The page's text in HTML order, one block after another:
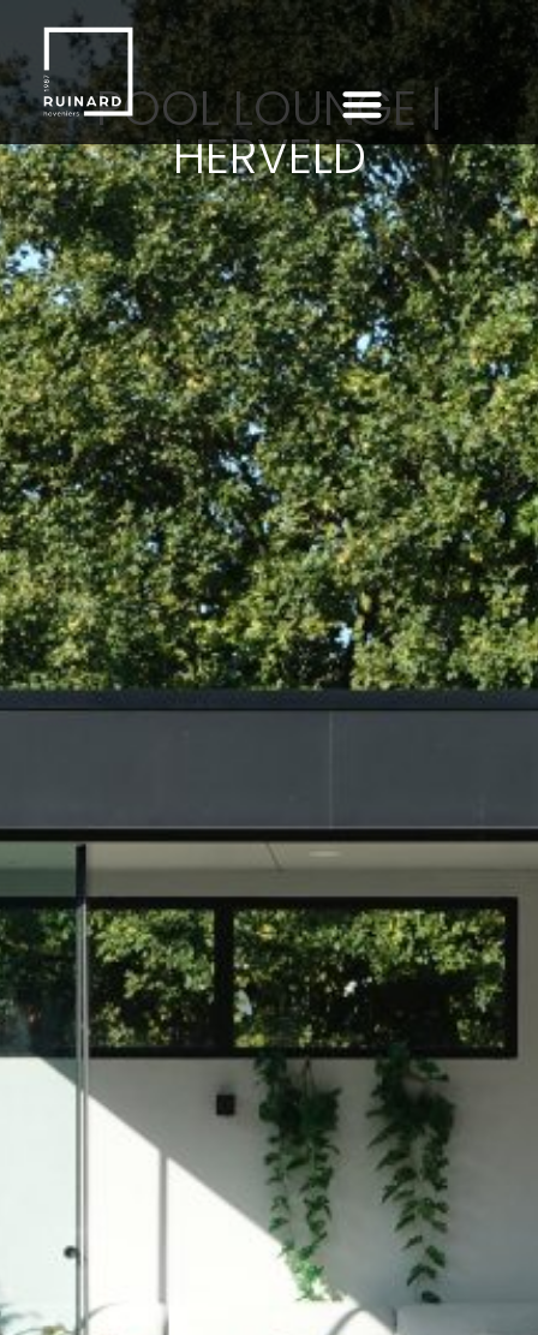
POOL LOUNGE |
HERVELD